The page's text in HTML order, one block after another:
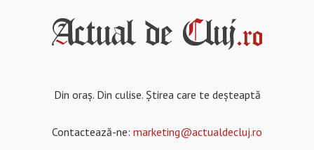
Din oraș. Din culise. Știrea care te deșteaptă
Contactează-ne: marketing@actualdecluj.ro